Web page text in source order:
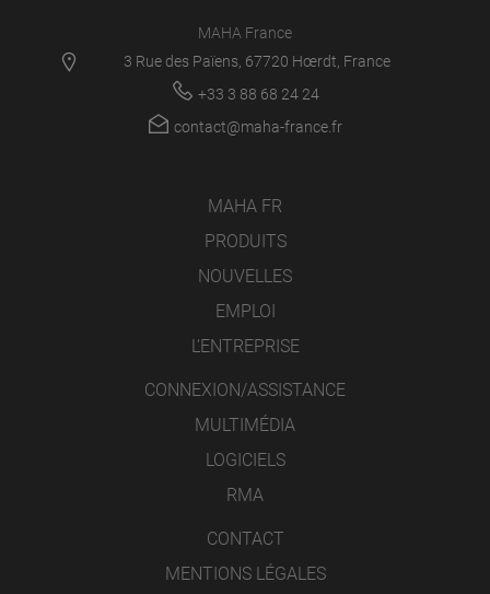
MAHA France
3 Rue des Païens, 67720 Hœrdt, France
+33 3 88 68 24 24
contact@maha-france.fr
MAHA FR
PRODUITS
NOUVELLES
EMPLOI
L’ENTREPRISE
CONNEXION/ASSISTANCE
MULTIMÉDIA
LOGICIELS
RMA
CONTACT
MENTIONS LÉGALES